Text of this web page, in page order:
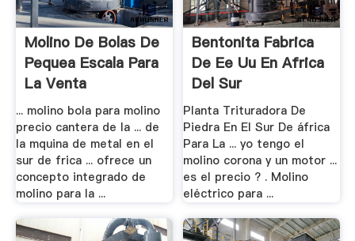
Molino De Bolas De
Pequea Escala Para
La Venta
... molino bola para molino
precio cantera de la ... de
la mquina de metal en el
sur de frica ... ofrece un
concepto integrado de
molino para la ...
Bentonita Fabrica
De Ee Uu En Africa
Del Sur
Planta Trituradora De
Piedra En El Sur De áfrica
Para La ... yo tengo el
molino corona y un motor ...
es el precio ? . Molino
eléctrico para ...